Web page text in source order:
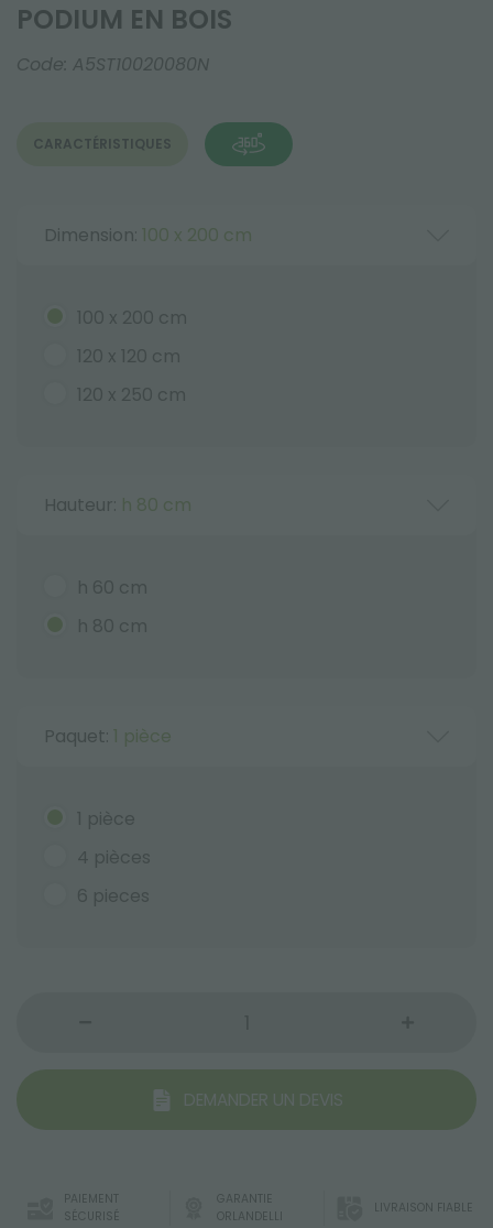
PODIUM EN BOIS
Code: A5ST10020080N
CARACTÉRISTIQUES
Dimension: 100 x 200 cm
100 x 200 cm
120 x 120 cm
120 x 250 cm
Hauteur: h 80 cm
h 60 cm
h 80 cm
Paquet: 1 pièce
1 pièce
4 pièces
6 pieces
DEMANDER UN DEVIS
PAIEMENT
SÉCURISÉ
GARANTIE
ORLANDELLI
LIVRAISON FIABLE